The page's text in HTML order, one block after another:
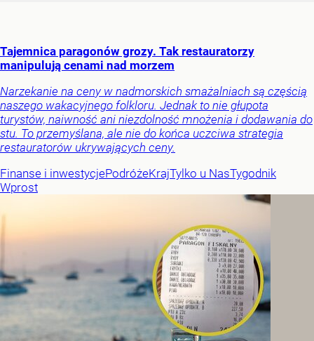
Tajemnica paragonów grozy. Tak restauratorzy
manipulują cenami nad morzem
Narzekanie na ceny w nadmorskich smażalniach są częścią
naszego wakacyjnego folkloru. Jednak to nie głupota
turystów, naiwność ani niezdolność mnożenia i dodawania do
stu. To przemyślana, ale nie do końca uczciwa strategia
restauratorów ukrywających ceny.
Finanse i inwestycjePodróżeKrajTylko u NasTygodnik
Wprost